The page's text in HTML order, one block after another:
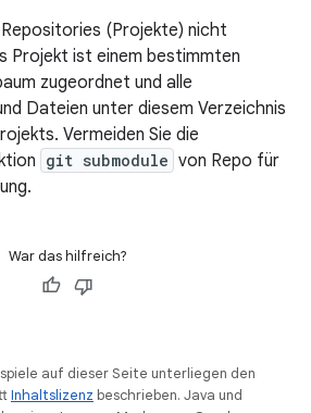
(Projekte) nicht
Projekt ist einem bestimmten
zugeordnet und alle
Dateien unter diesem Verzeichnis
Vermeiden Sie die
git submodule von Repo für
War das hilfreich?
auf dieser Seite unterliegen den
Inhaltslizenz beschrieben. Java und